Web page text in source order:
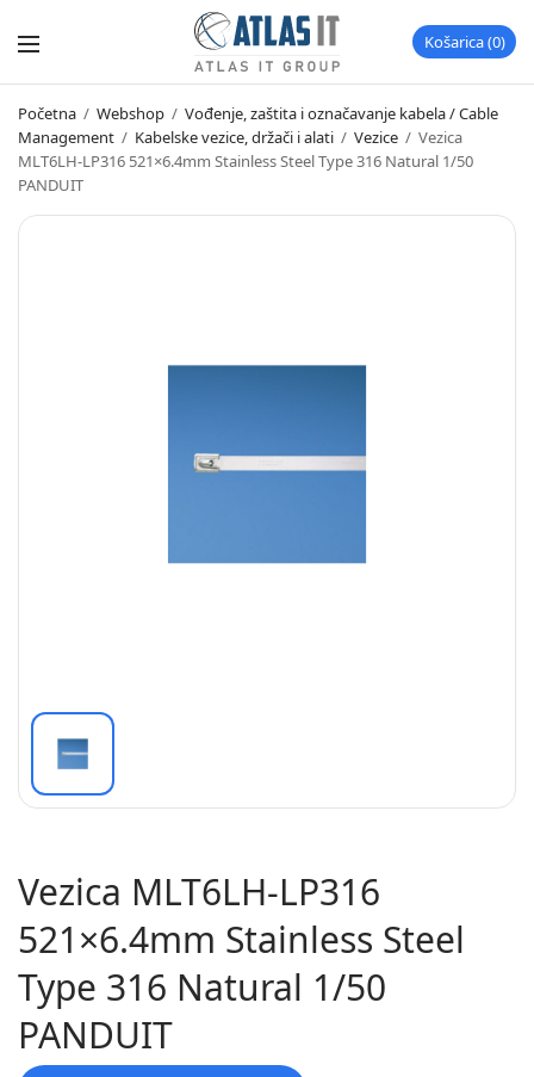
Košarica 0
Početna / Webshop / Vođenje, zaštita i označavanje kabela / Cable
Management / Kabelske vezice, držači i alati / Vezice / Vezica
MLT6LH-LP316 521×6.4mm Stainless Steel Type 316 Natural 1/50
PANDUIT
Vezica MLT6LH-LP316
521×6.4mm Stainless Steel
Type 316 Natural 1/50
PANDUIT